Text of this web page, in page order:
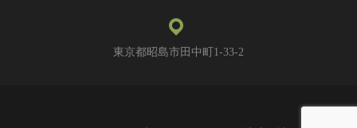
東京都昭島市田中町1-33-2